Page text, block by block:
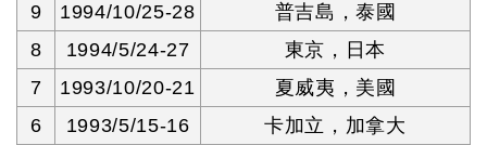
9
1994/10/25-28
普吉島，泰國
8
1994/5/24-27
東京，日本
7
1993/10/20-21
夏威夷，美國
6
1993/5/15-16
卡加立，加拿大